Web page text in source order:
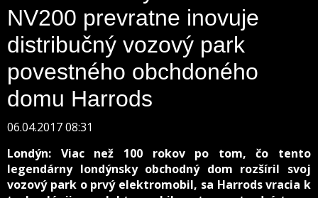
NV200 prevratne inovuje
distribučný vozový park
povestného obchdoného
domu Harrods
06.04.2017 08:31
Londýn: Viac než 100 rokov po tom, čo tento
legendárny londýnsky obchodný dom rozšíril svoj
vozový park o prvý elektromobil, sa Harrods vracia k